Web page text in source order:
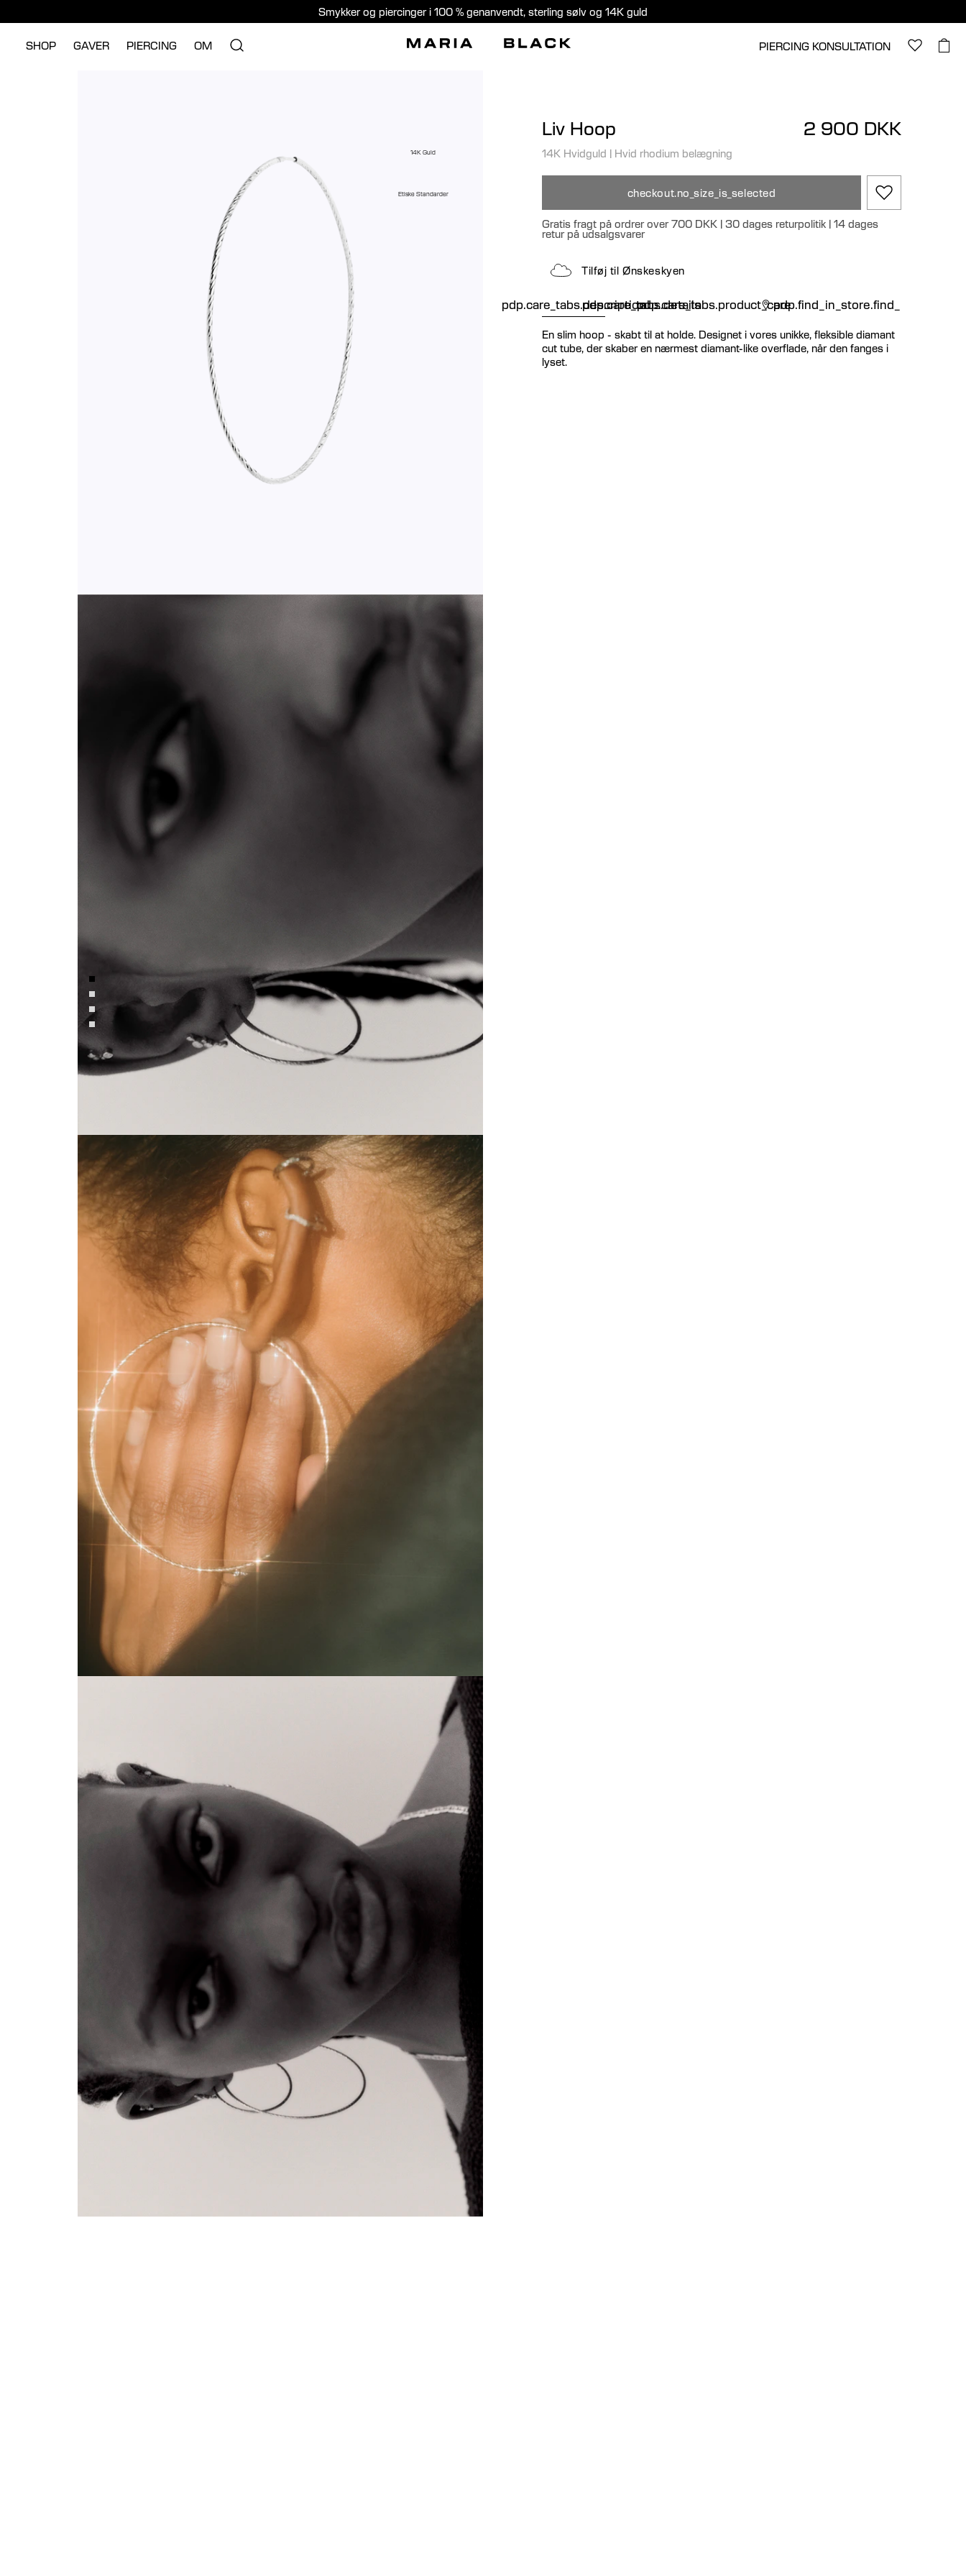
Smykker og piercinger i 100 % genanvendt, sterling sølv og 14K guld
SHOP GAVER PIERCING OM PIERCING KONSULTATION
14K Guld
Etiske Standarder
Liv Hoop 2 900 DKK
14K Hvidguld | Hvid rhodium belægning
checkout.no_size_is_selected
Gratis fragt på ordrer over 700 DKK | 30 dages returpolitik | 14 dages
retur på udsalgsvarer
Tilføj til Ønskeskyen
pdp.care_tabs.description
pdp.care_tabs.details
pdp.care_tabs.product_carepdp.find_in_store.find_in_store
En slim hoop - skabt til at holde. Designet i vores unikke, fleksible diamant
cut tube, der skaber en nærmest diamant-like overflade, når den fanges i
lyset.